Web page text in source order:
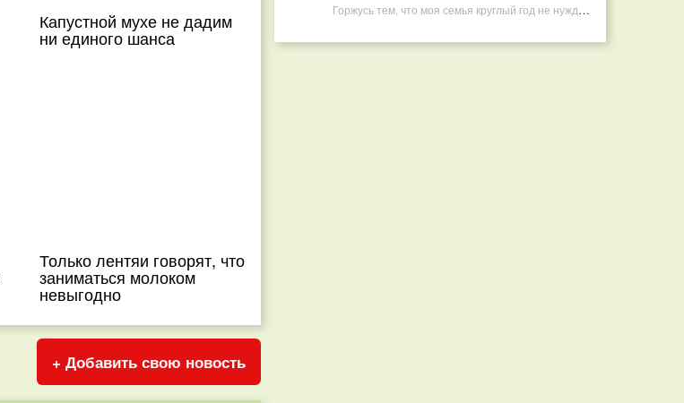
Капустной мухе не дадим
ни единого шанса
Только лентяи говорят, что
заниматься молоком
невыгодно
+ Добавить свою новость
Горжусь тем, что моя семья круглый год не нуждается в покупных витаминах